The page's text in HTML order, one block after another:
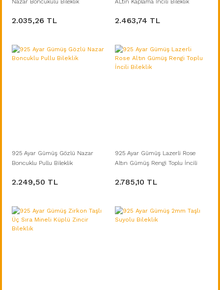
Nazar Boncukulu Bileklik
2.035,26 TL
ALtın Kaplama İncili Bileklik
2.463,74 TL
925 Ayar Gümüş Gözlü Nazar
Boncuklu Pullu Bileklik
2.249,50 TL
925 Ayar Gümüş Lazerli Rose
Altın Gümüş Rengi Toplu İncili
2.785,10 TL